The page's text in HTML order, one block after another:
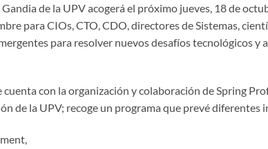
Gandia de la UPV acogerá el próximo jueves, 18 de
para CIOs, CTO, CDO, directores de Sistemas,
para resolver nuevos desafíos tecnológicos y
cuenta con la organización y colaboración de Spring
de la UPV; recoge un programa que prevé diferentes